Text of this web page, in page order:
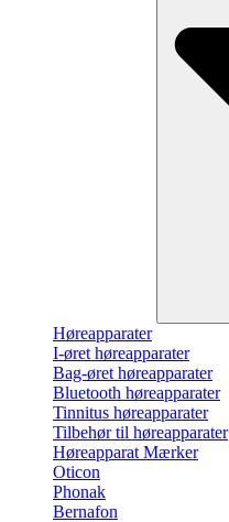
Høreapparater
I-øret høreapparater
Bag-øret høreapparater
Bluetooth høreapparater
Tinnitus høreapparater
Tilbehør til høreapparater
Høreapparat Mærker
Oticon
Phonak
Bernafon